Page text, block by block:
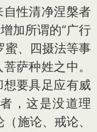
性清净涅槃者
加所谓的“广行
蜜、四摄法等事
萨种姓之中。
要具足应有威
，这是没道理
施论、戒论、